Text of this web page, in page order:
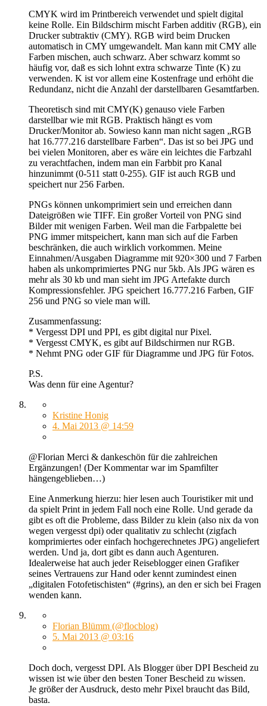
CMYK wird im Printbereich verwendet und spielt digital
keine Rolle. Ein Bildschirm mischt Farben additiv (RGB), ein
Drucker subtraktiv (CMY). RGB wird beim Drucken
automatisch in CMY umgewandelt. Man kann mit CMY alle
Farben mischen, auch schwarz. Aber schwarz kommt so
häufig vor, daß es sich lohnt extra schwarze Tinte (K) zu
verwenden. K ist vor allem eine Kostenfrage und erhöht die
Redundanz, nicht die Anzahl der darstellbaren Gesamtfarben.
Theoretisch sind mit CMY(K) genauso viele Farben
darstellbar wie mit RGB. Praktisch hängt es vom
Drucker/Monitor ab. Sowieso kann man nicht sagen „RGB
hat 16.777.216 darstellbare Farben“. Das ist so bei JPG und
bei vielen Monitoren, aber es wäre ein leichtes die Farbzahl
zu verachtfachen, indem man ein Farbbit pro Kanal
hinzunimmt (0-511 statt 0-255). GIF ist auch RGB und
speichert nur 256 Farben.
PNGs können unkomprimiert sein und erreichen dann
Dateigrößen wie TIFF. Ein großer Vorteil von PNG sind
Bilder mit wenigen Farben. Weil man die Farbpalette bei
PNG immer mitspeichert, kann man sich auf die Farben
beschränken, die auch wirklich vorkommen. Meine
Einnahmen/Ausgaben Diagramme mit 920×300 und 7 Farben
haben als unkomprimiertes PNG nur 5kb. Als JPG wären es
mehr als 30 kb und man sieht im JPG Artefakte durch
Kompressionsfehler. JPG speichert 16.777.216 Farben, GIF
256 und PNG so viele man will.
Zusammenfassung:
* Vergesst DPI und PPI, es gibt digital nur Pixel.
* Vergesst CMYK, es gibt auf Bildschirmen nur RGB.
* Nehmt PNG oder GIF für Diagramme und JPG für Fotos.
P.S.
Was denn für eine Agentur?
Kristine Honig
4. Mai 2013 @ 14:59
@Florian Merci & dankeschön für die zahlreichen
Ergänzungen! (Der Kommentar war im Spamfilter
hängengeblieben…)
Eine Anmerkung hierzu: hier lesen auch Touristiker mit und
da spielt Print in jedem Fall noch eine Rolle. Und gerade da
gibt es oft die Probleme, dass Bilder zu klein (also nix da von
wegen vergesst dpi) oder qualitativ zu schlecht (zigfach
komprimiertes oder einfach hochgerechnetes JPG) angeliefert
werden. Und ja, dort gibt es dann auch Agenturen.
Idealerweise hat auch jeder Reiseblogger einen Grafiker
seines Vertrauens zur Hand oder kennt zumindest einen
„digitalen Fotofetischisten“ (#grins), an den er sich bei Fragen
wenden kann.
Florian Blümm (@flocblog)
5. Mai 2013 @ 03:16
Doch doch, vergesst DPI. Als Blogger über DPI Bescheid zu
wissen ist wie über den besten Toner Bescheid zu wissen.
Je größer der Ausdruck, desto mehr Pixel braucht das Bild,
basta.